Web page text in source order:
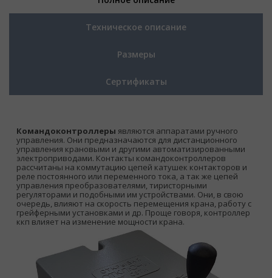
Техническое описание
Размеры
Сертификаты
Командоконтроллеры являются аппаратами ручного
управления. Они предназначаются для дистанционного
управления крановыми и другими автоматизированными
электроприводами. Контакты командоконтроллеров
рассчитаны на коммутацию цепей катушек контакторов и
реле постоянного или переменного тока, а так же цепей
управления преобразователями, тиристорными
регуляторами и подобными им устройствами. Они, в свою
очередь, влияют на скорость перемещения крана, работу с
грейферными установками и др. Проще говоря, контроллер
ккп влияет на изменение мощности крана.